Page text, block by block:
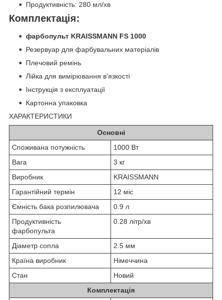
Продуктивність: 280 мл/хв
Комплектація:
фарбопульт KRAISSMANN FS 1000
Резервуар для фарбувальних матеріалів
Плечовий ремінь
Лійка для вимірювання в'язкості
Інструкція з експлуатації
Картонна упаковка
ХАРАКТЕРИСТИКИ
Основні
Споживана потужність
1000 Вт
Вага
3 кг
Виробник
KRAISSMANN
Гарантійний термін
12 міс
Ємність бака розпилювача
0.9 л
Продуктивність
фарбопульта
0.28 літр/хв
Діаметр сопла
2.5 мм
Країна виробник
Німеччина
Стан
Новий
Комплектація